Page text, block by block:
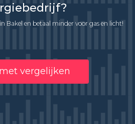
Bakel en betaal minder voor gas en licht!
vergelijken